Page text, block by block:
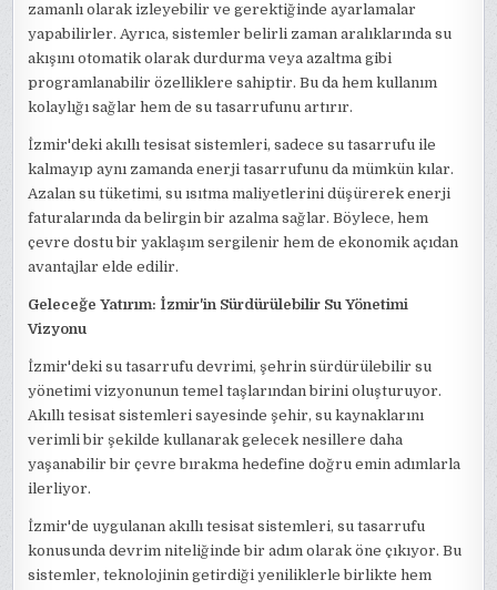
zamanlı olarak izleyebilir ve gerektiğinde ayarlamalar
yapabilirler. Ayrıca, sistemler belirli zaman aralıklarında su
akışını otomatik olarak durdurma veya azaltma gibi
programlanabilir özelliklere sahiptir. Bu da hem kullanım
kolaylığı sağlar hem de su tasarrufunu artırır.
İzmir'deki akıllı tesisat sistemleri, sadece su tasarrufu ile
kalmayıp aynı zamanda enerji tasarrufunu da mümkün kılar.
Azalan su tüketimi, su ısıtma maliyetlerini düşürerek enerji
faturalarında da belirgin bir azalma sağlar. Böylece, hem
çevre dostu bir yaklaşım sergilenir hem de ekonomik açıdan
avantajlar elde edilir.
Geleceğe Yatırım: İzmir'in Sürdürülebilir Su Yönetimi
Vizyonu
İzmir'deki su tasarrufu devrimi, şehrin sürdürülebilir su
yönetimi vizyonunun temel taşlarından birini oluşturuyor.
Akıllı tesisat sistemleri sayesinde şehir, su kaynaklarını
verimli bir şekilde kullanarak gelecek nesillere daha
yaşanabilir bir çevre bırakma hedefine doğru emin adımlarla
ilerliyor.
İzmir'de uygulanan akıllı tesisat sistemleri, su tasarrufu
konusunda devrim niteliğinde bir adım olarak öne çıkıyor. Bu
sistemler, teknolojinin getirdiği yeniliklerle birlikte hem